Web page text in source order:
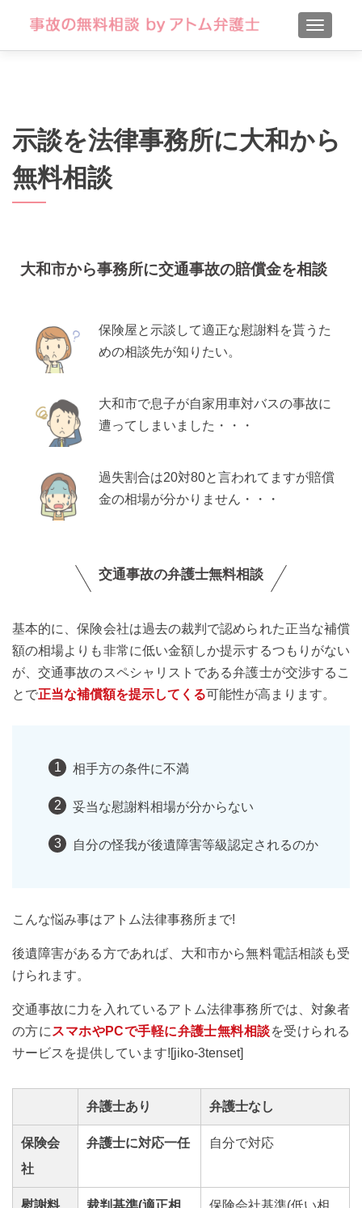
示談を法律事務所に大和から
無料相談
大和市から事務所に交通事故の賠償金を相談
保険屋と示談して適正な慰謝料を貰うた
めの相談先が知りたい。
大和市で息子が自家用車対バスの事故に
遭ってしまいました・・・
過失割合は20対80と言われてますが賠償
金の相場が分かりません・・・
交通事故の弁護士無料相談
基本的に、保険会社は過去の裁判で認められた正当な補償
額の相場よりも非常に低い金額しか提示するつもりがない
が、交通事故のスペシャリストである弁護士が交渉するこ
とで正当な補償額を提示してくる可能性が高まります。
相手方の条件に不満
妥当な慰謝料相場が分からない
自分の怪我が後遺障害等級認定されるのか
こんな悩み事はアトム法律事務所まで!
後遺障害がある方であれば、大和市から無料電話相談も受
けられます。
交通事故に力を入れているアトム法律事務所では、対象者
の方に スマホやPCで手軽に弁護士無料相談を受けられる
サービスを提供しています![jiko-3tenset]
弁護士あり 弁護士なし
保険会
社
弁護士に対応一任 自分で対応
慰謝料
裁判基準(適正相
保険会社基準(低い相